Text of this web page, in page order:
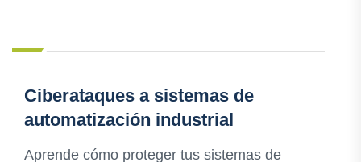
Ciberataques a sistemas de
automatización industrial
Aprende cómo proteger tus sistemas de